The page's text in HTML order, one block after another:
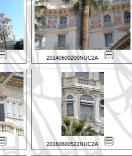
20140600200NUC2A
20160600522NUC2A